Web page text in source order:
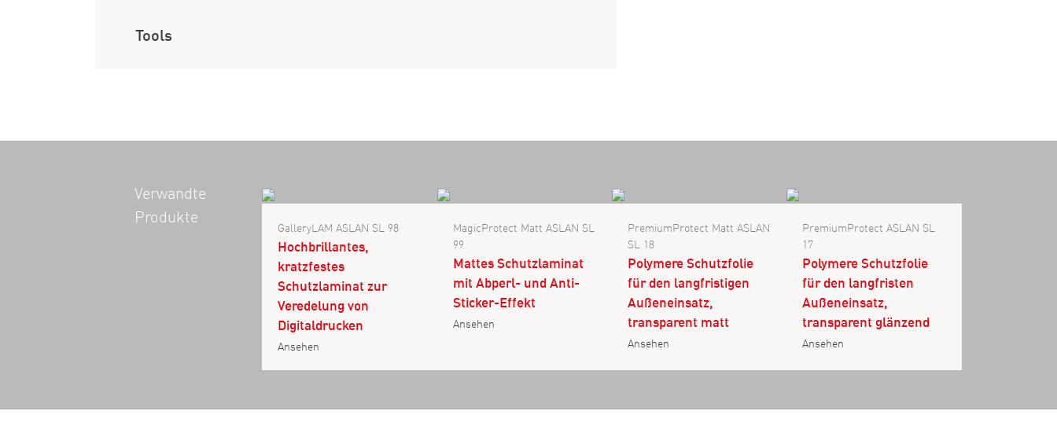
Tools
Verwandte
Produkte
GalleryLAM ASLAN SL 98
Hochbrillantes,
kratzfestes
Schutzlaminat zur
Veredelung von
Digitaldrucken
Ansehen
MagicProtect Matt ASLAN SL
99
Mattes Schutzlaminat
mit Abperl- und Anti-
Sticker-Effekt
Ansehen
PremiumProtect Matt ASLAN
SL 18
Polymere Schutzfolie
für den langfristigen
Außeneinsatz,
transparent matt
Ansehen
PremiumProtect ASLAN SL
17
Polymere Schutzfolie
für den langfristen
Außeneinsatz,
transparent glänzend
Ansehen